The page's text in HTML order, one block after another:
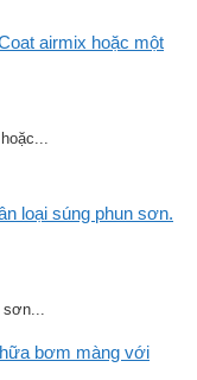
airmix hoặc một
loại súng phun sơn.
sơn...
bơm màng với